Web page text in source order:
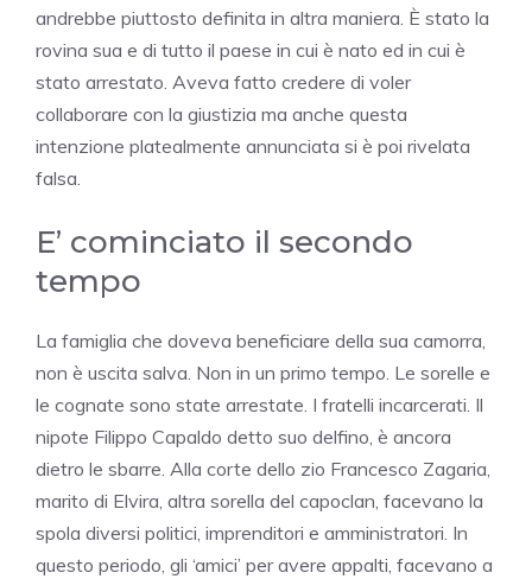
andrebbe piuttosto definita in altra maniera. È stato la
rovina sua e di tutto il paese in cui è nato ed in cui è
stato arrestato. Aveva fatto credere di voler
collaborare con la giustizia ma anche questa
intenzione platealmente annunciata si è poi rivelata
falsa.
E’ cominciato il secondo
tempo
La famiglia che doveva beneficiare della sua camorra,
non è uscita salva. Non in un primo tempo. Le sorelle e
le cognate sono state arrestate. I fratelli incarcerati. Il
nipote Filippo Capaldo detto suo delfino, è ancora
dietro le sbarre. Alla corte dello zio Francesco Zagaria,
marito di Elvira, altra sorella del capoclan, facevano la
spola diversi politici, imprenditori e amministratori. In
questo periodo, gli ‘amici’ per avere appalti, facevano a